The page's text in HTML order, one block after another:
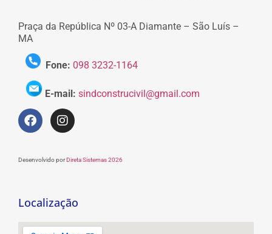
Praça da República Nº 03-A Diamante – São Luís –
MA
Fone: 098 3232-1164
E-mail: sindconstrucivil@gmail.com
Desenvolvido porDireta Sistemas 2026
Localização